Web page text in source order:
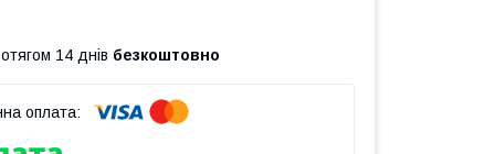
14 днів безкоштовно